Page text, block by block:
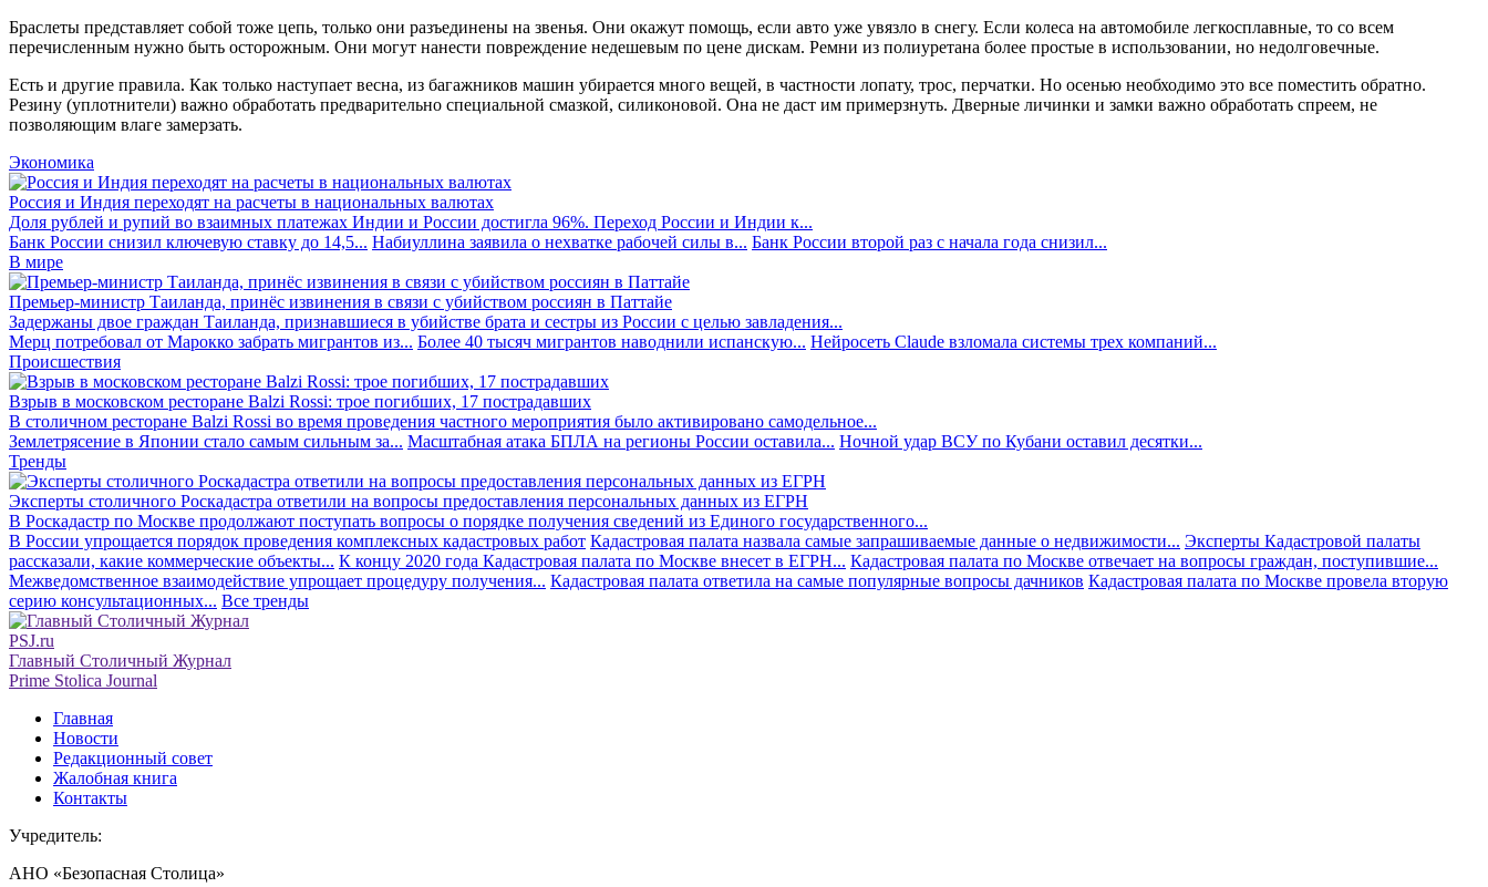
Браслеты представляет собой тоже цепь, только они разъединены на звенья. Они окажут помощь, если авто уже увязло в снегу. Если колеса на автомобиле легкосплавные, то со всем
перечисленным нужно быть осторожным. Они могут нанести повреждение недешевым по цене дискам. Ремни из полиуретана более простые в использовании, но недолговечные.
Есть и другие правила. Как только наступает весна, из багажников машин убирается много вещей, в частности лопату, трос, перчатки. Но осенью необходимо это все поместить обратно.
Резину (уплотнители) важно обработать предварительно специальной смазкой, силиконовой. Она не даст им примерзнуть. Дверные личинки и замки важно обработать спреем, не
позволяющим влаге замерзать.
Экономика
Россия и Индия переходят на расчеты в национальных валютах
Доля рублей и рупий во взаимных платежах Индии и России достигла 96%. Переход России и Индии к...
Банк России снизил ключевую ставку до 14,5... Набиуллина заявила о нехватке рабочей силы в... Банк России второй раз с начала года снизил...
В мире
Премьер-министр Таиланда, принёс извинения в связи с убийством россиян в Паттайе
Задержаны двое граждан Таиланда, признавшиеся в убийстве брата и сестры из России с целью завладения...
Мерц потребовал от Марокко забрать мигрантов из... Более 40 тысяч мигрантов наводнили испанскую... Нейросеть Claude взломала системы трех компаний...
Происшествия
Взрыв в московском ресторане Balzi Rossi: трое погибших, 17 пострадавших
В столичном ресторане Balzi Rossi во время проведения частного мероприятия было активировано самодельное...
Землетрясение в Японии стало самым сильным за... Масштабная атака БПЛА на регионы России оставила... Ночной удар ВСУ по Кубани оставил десятки...
Тренды
Эксперты столичного Роскадастра ответили на вопросы предоставления персональных данных из ЕГРН
В Роскадастр по Москве продолжают поступать вопросы о порядке получения сведений из Единого государственного...
В России упрощается порядок проведения комплексных кадастровых работ Кадастровая палата назвала самые запрашиваемые данные о недвижимости... Эксперты Кадастровой палаты
рассказали, какие коммерческие объекты... К концу 2020 года Кадастровая палата по Москве внесет в ЕГРН... Кадастровая палата по Москве отвечает на вопросы граждан, поступившие...
Межведомственное взаимодействие упрощает процедуру получения... Кадастровая палата ответила на самые популярные вопросы дачников Кадастровая палата по Москве провела вторую
серию консультационных... Все тренды
PSJ.ru
Главный Столичный Журнал
Prime Stolica Journal
Главная
Новости
Редакционный совет
Жалобная книга
Контакты
Учредитель:
АНО «Безопасная Столица»